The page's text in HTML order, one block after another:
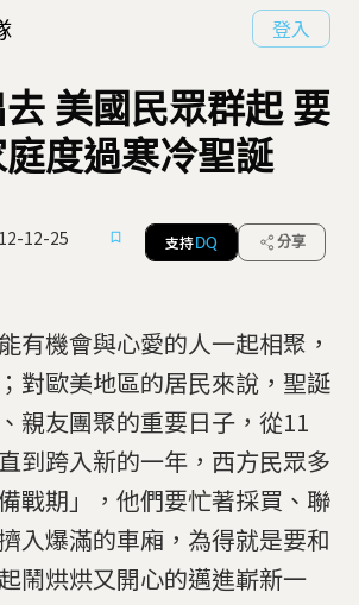
登入
美國民眾群起 要
度過寒冷聖誕
12-25 支持 DQ 分享
有機會與心愛的人一起相聚，
對歐美地區的居民來說，聖誕
親友團聚的重要日子，從11
到跨入新的一年，西方民眾多
戰期」，他們要忙著採買、聯
入爆滿的車廂，為得就是要和
鬧烘烘又開心的邁進嶄新一